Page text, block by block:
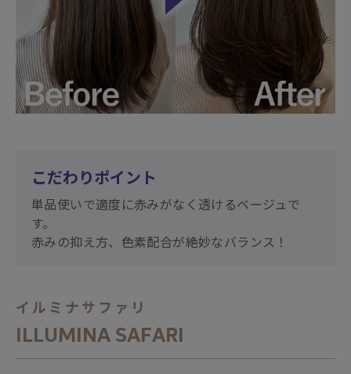
こだわりポイント
単品使いで適度に赤みがなく透けるベージュで
す。
赤みの抑え方、色素配合が絶妙なバランス！
イルミナサファリ
ILLUMINA SAFARI